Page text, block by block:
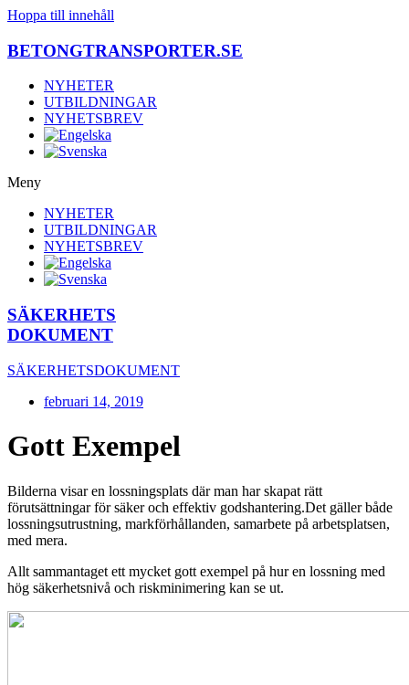
Hoppa till innehåll
BETONGTRANSPORTER.SE
NYHETER
UTBILDNINGAR
NYHETSBREV
Meny
NYHETER
UTBILDNINGAR
NYHETSBREV
SÄKERHETS
DOKUMENT
SÄKERHETSDOKUMENT
februari 14, 2019
Gott Exempel
Bilderna visar en lossningsplats där man har skapat rätt
förutsättningar för säker och effektiv godshantering.Det gäller både
lossningsutrustning, markförhållanden, samarbete på arbetsplatsen,
med mera.
Allt sammantaget ett mycket gott exempel på hur en lossning med
hög säkerhetsnivå och riskminimering kan se ut.